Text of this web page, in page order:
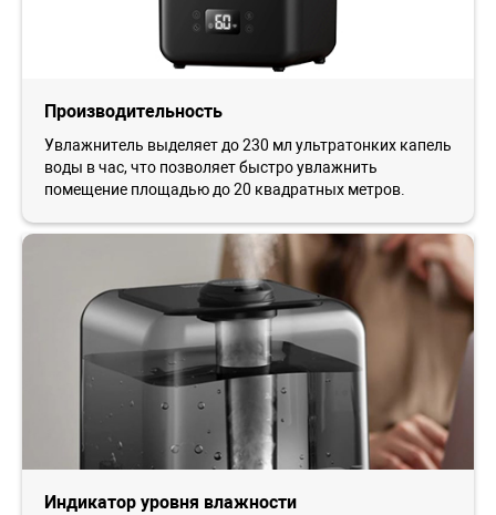
Производительность
Увлажнитель выделяет до 230 мл ультратонких капель
воды в час, что позволяет быстро увлажнить
помещение площадью до 20 квадратных метров.
Индикатор уровня влажности